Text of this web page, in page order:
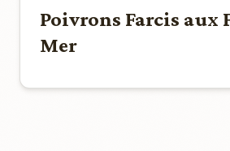
Poivrons Farcis aux
Mer